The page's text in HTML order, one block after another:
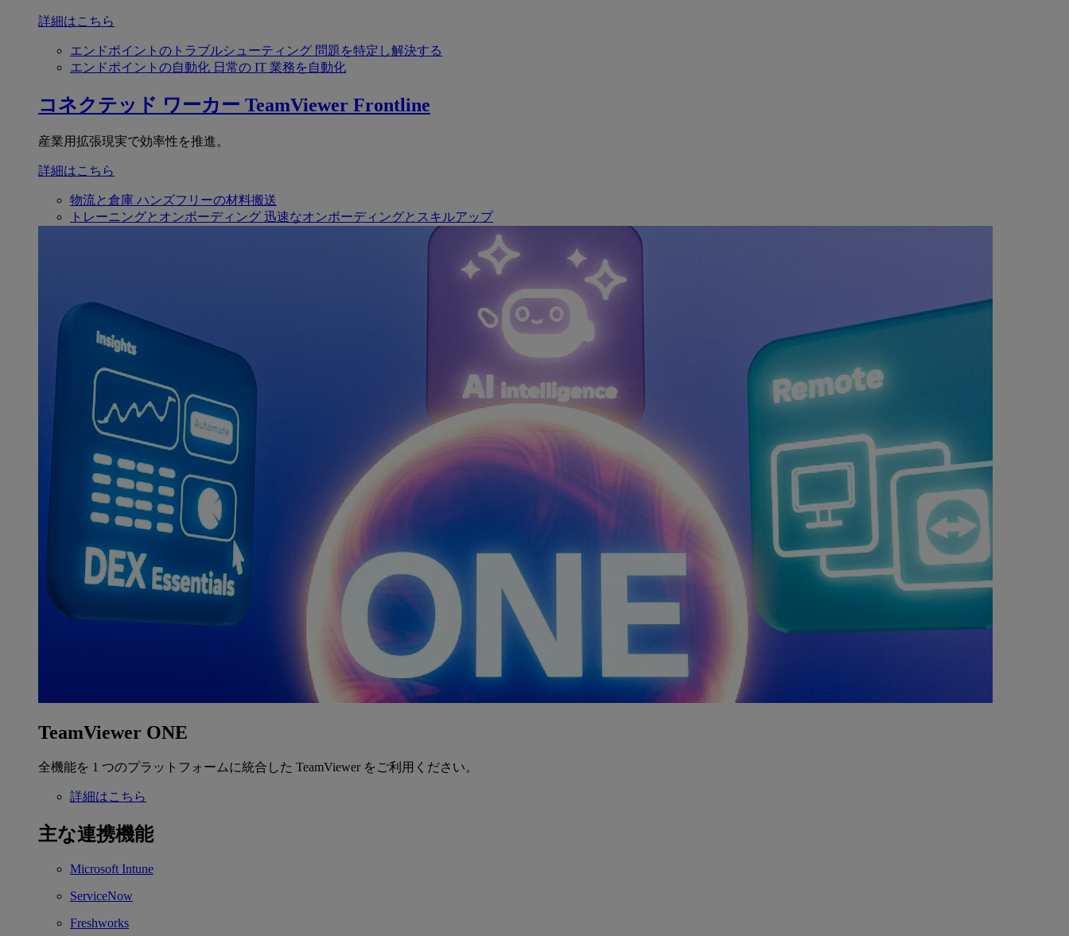
詳細はこちら
エンドポイントのトラブルシューティング 問題を特定し解決する
エンドポイントの自動化 日常の IT 業務を自動化
コネクテッド ワーカー TeamViewer Frontline
産業用拡張現実で効率性を推進。
詳細はこちら
物流と倉庫 ハンズフリーの材料搬送
トレーニングとオンボーディング 迅速なオンボーディングとスキルアップ
TeamViewer ONE
全機能を 1 つのプラットフォームに統合した TeamViewer をご利用ください。
詳細はこちら
主な連携機能
Microsoft Intune
ServiceNow
Freshworks